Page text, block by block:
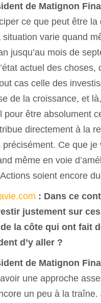
de Matignon
ce que peut être
situation varie quand
jusqu’au mois de
actuel des
cas celle des
de la croissance, et
être absolument
directement à la
Ce que je
même en voie
soient encore
: Dans ce
justement sur
la côte qui ont fait
d’y aller ?
de Matignon
une approche
un peu à la